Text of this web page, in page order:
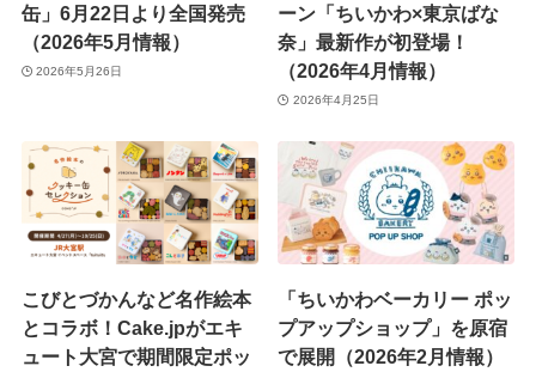
缶」6月22日より全国発売
（2026年5月情報）
2026年5月26日
ーン「ちいかわ×東京ばな
奈」最新作が初登場！
（2026年4月情報）
2026年4月25日
こびとづかんなど名作絵本
とコラボ！Cake.jpがエキ
ュート大宮で期間限定ポッ
「ちいかわベーカリー ポッ
プアップショップ」を原宿
で展開（2026年2月情報）